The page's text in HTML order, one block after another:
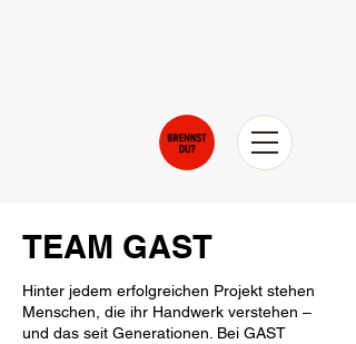
TEAM GAST
Hinter jedem erfolgreichen Projekt stehen
Menschen, die ihr Handwerk verstehen –
und das seit Generationen. Bei GAST